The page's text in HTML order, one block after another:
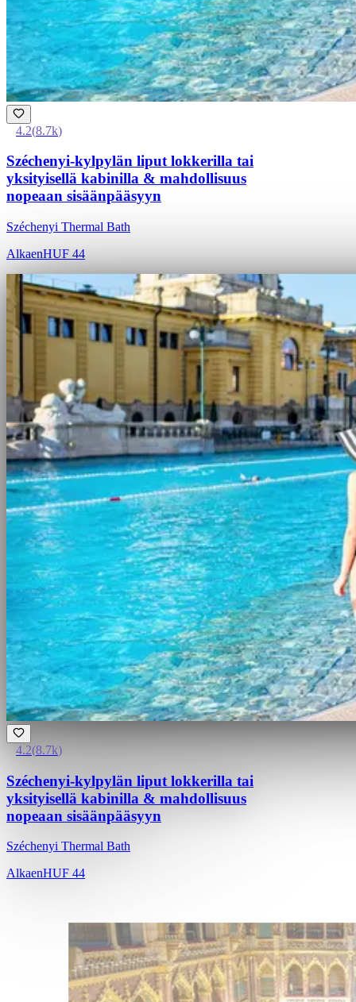
4.2(8.7k)
Széchenyi-kylpylän liput lokkerilla tai
yksityisellä kabinilla & mahdollisuus
nopeaan sisäänpääsyyn
Széchenyi Thermal Bath
AlkaenHUF 44
4.2(8.7k)
Széchenyi-kylpylän liput lokkerilla tai
yksityisellä kabinilla & mahdollisuus
nopeaan sisäänpääsyyn
Széchenyi Thermal Bath
AlkaenHUF 44